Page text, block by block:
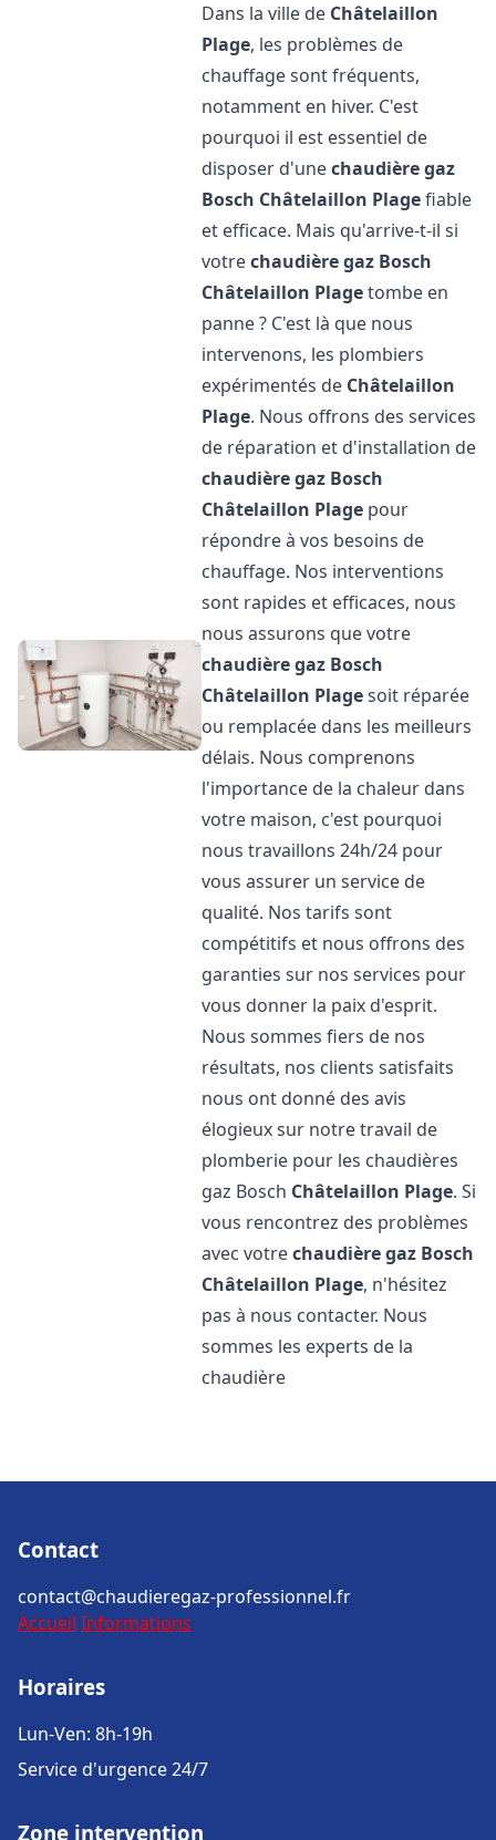
Dans la ville de Châtelaillon
Plage, les problèmes de
chauffage sont fréquents,
notamment en hiver. C'est
pourquoi il est essentiel de
disposer d'unechaudière gaz
Bosch Châtelaillon Plagefiable
et efficace. Mais qu'arrive-t-il si
votrechaudière gaz Bosch
Châtelaillon Plagetombe en
panne ? C'est là que nous
intervenons, les plombiers
expérimentés de Châtelaillon
Plage. Nous offrons des services
de réparation et d'installation de
chaudière gaz Bosch
Châtelaillon Plage pour
répondre à vos besoins de
chauffage. Nos interventions
sont rapides et efficaces, nous
nous assurons que votre
chaudière gaz Bosch
Châtelaillon Plagesoit réparée
ou remplacée dans les meilleurs
délais. Nous comprenons
l'importance de la chaleur dans
votre maison, c'est pourquoi
nous travaillons 24h/24 pour
vous assurer un service de
qualité. Nos tarifs sont
compétitifs et nous offrons des
garanties sur nos services pour
vous donner la paix d'esprit.
Nous sommes fiers de nos
résultats, nos clients satisfaits
nous ont donné des avis
élogieux sur notre travail de
plomberie pour les chaudières
gaz Bosch Châtelaillon Plage. Si
vous rencontrez des problèmes
avec votrechaudière gaz Bosch
Châtelaillon Plage, n'hésitez
pas à nous contacter. Nous
sommes les experts de la
chaudière
Contact
contact@chaudieregaz-professionnel.fr
Accueil Informations
Horaires
Lun-Ven: 8h-19h
Service d'urgence 24/7
Zone intervention